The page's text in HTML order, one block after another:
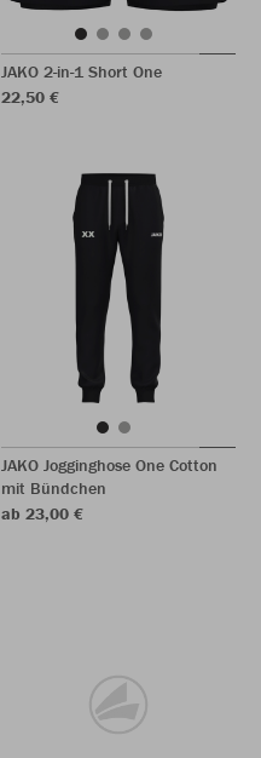
JAKO 2-in-1 Short One
22,50 €
JAKO Jogginghose One Cotton
mit Bündchen
ab 23,00 €